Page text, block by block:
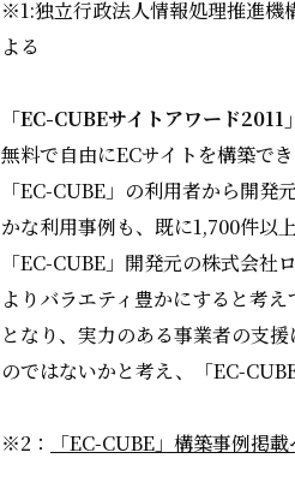
※1:独立行政法人情報処理推進機
よる
「EC-CUBEサイトアワード2011
無料で自由にECサイトを構築で
「EC-CUBE」の利用者から開
かな利用事例も、既に1,700件以
「EC-CUBE」開発元の株式会
よりバラエティ豊かにすると考
となり、実力のある事業者の支
のではないかと考え、「EC-
※2： 「EC-CUBE」構築事例掲